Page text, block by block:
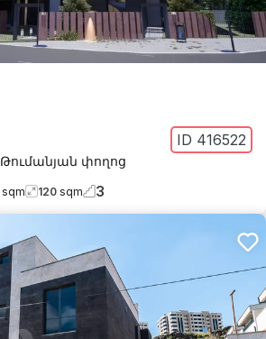
ID 416522
Թումանյան փողոց
sqm 120 sqm 3